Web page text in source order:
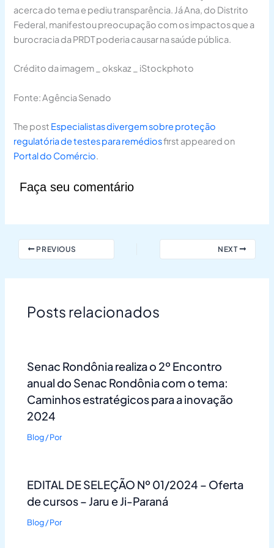
acerca do tema e pediu transparência. Já Ana, do Distrito
Federal, manifestou preocupação com os impactos que a
burocracia da PRDT poderia causar na saúde pública.
Crédito da imagem _ okskaz _ iStockphoto
Fonte: Agência Senado
The post Especialistas divergem sobre proteção
regulatória de testes para remédiosfirst appeared on
Portal do Comércio.
Faça seu comentário
PREVIOUS NEXT
Posts relacionados
Senac Rondônia realiza o 2º Encontro
anual do Senac Rondônia com o tema:
Caminhos estratégicos para a inovação
2024
Blog/ Por
EDITAL DE SELEÇÃO Nº 01/2024 – Oferta
de cursos – Jaru e Ji-Paraná
Blog/ Por